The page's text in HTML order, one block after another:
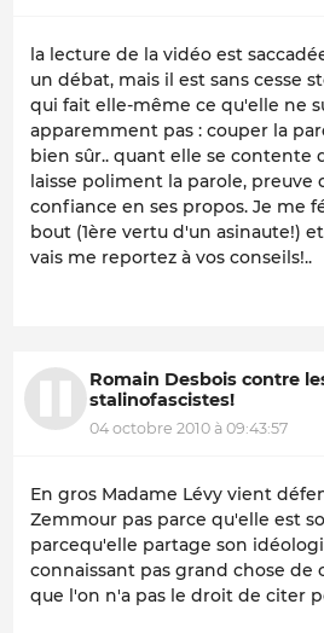
la lecture de la vidéo est
un débat, mais il est sans cesse
qui fait elle-même ce qu'elle ne
apparemment pas : couper la
bien sûr.. quant elle se contente
laisse poliment la parole, preuve
confiance en ses propos. Je me
bout (1ère vertu d'un asinaute!)
vais me reportez à vos conseils!..
Romain Desbois contre
stalinofascistes!
04 octobre 2010 à 09:43:57
En gros Madame Lévy vient
Zemmour pas parce qu'elle est
parcequ'elle partage son
connaissant pas grand chose
que l'on n'a pas le droit de citer